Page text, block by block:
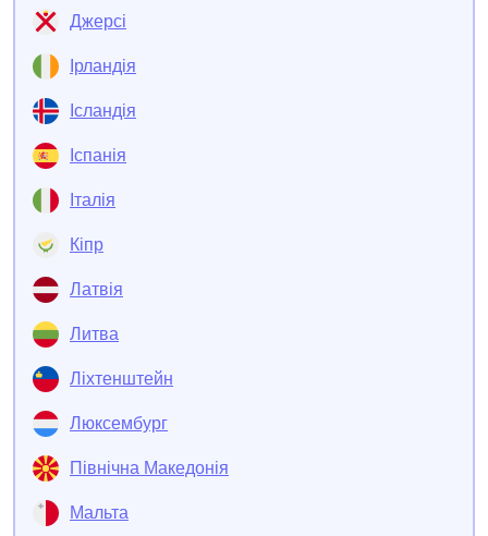
Джерсі
Ірландія
Ісландія
Іспанія
Італія
Кіпр
Латвія
Литва
Ліхтенштейн
Люксембург
Північна Македонія
Мальта